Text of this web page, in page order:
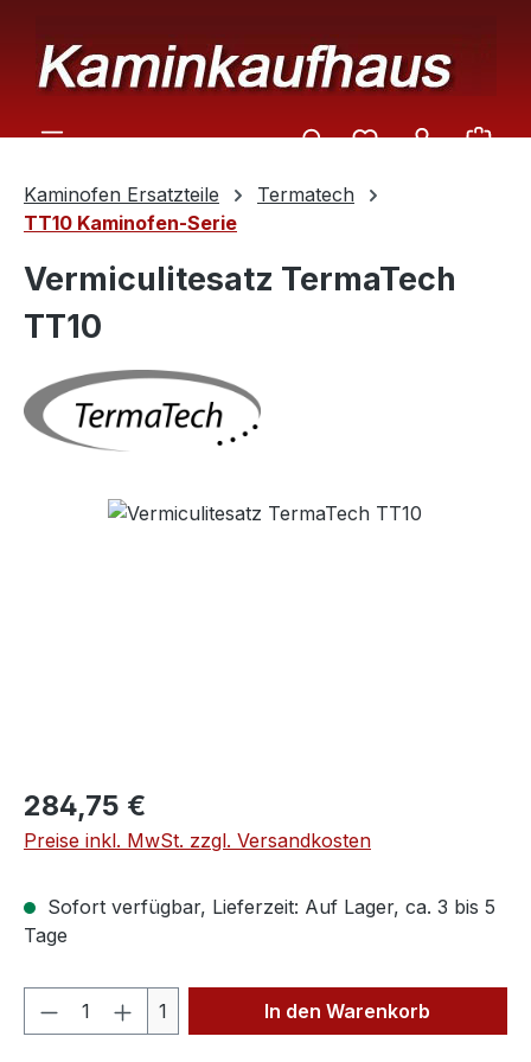
Kaminofen Ersatzteile
Termatech
TT10 Kaminofen-Serie
Vermiculitesatz TermaTech
TT10
Bildergalerie überspringen
Regulärer Preis:
284,75 €
Preise inkl. MwSt. zzgl. Versandkosten
Sofort verfügbar, Lieferzeit: Auf Lager, ca. 3 bis 5
Tage
Produkt Anzahl: Gib den
1 In den Warenkorb